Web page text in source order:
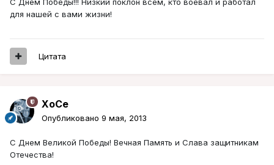
для нашей с вами жизни!
Цитата
XoCe
Опубликовано 9 мая, 2013
С Днем Великой Победы! Вечная Память и Слава защитникам
Отечества!